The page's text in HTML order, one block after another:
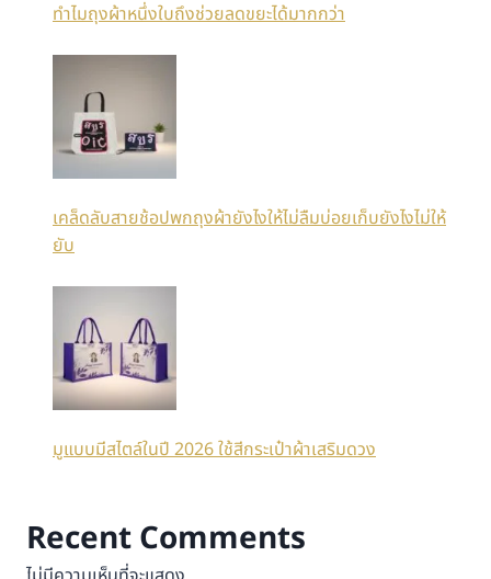
ทำไมถุงผ้าหนึ่งใบถึงช่วยลดขยะได้มากกว่า
เคล็ดลับสายช้อปพกถุงผ้ายังไงให้ไม่ลืมบ่อยเก็บยังไงไม่ให้
ยับ
มูแบบมีสไตล์ในปี 2026 ใช้สีกระเป๋าผ้าเสริมดวง
Recent Comments